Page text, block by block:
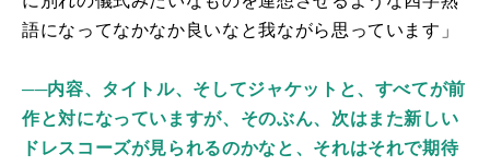
語になってなかなか良いなと我ながら思っています」
──内容、タイトル、そしてジャケットと、すべてが前
作と対になっていますが、そのぶん、次はまた新しい
ドレスコーズが見られるのかなと、それはそれで期待